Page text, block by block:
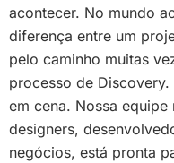
acontecer. No mundo
diferença entre um
pelo caminho muitas
processo de
em cena. Nossa
designers,
negócios, está pronta